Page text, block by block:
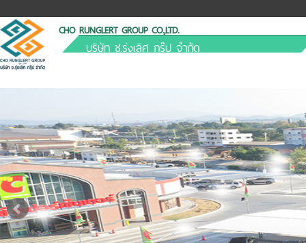
CHO RUNGLERT GROUP CO.,LTD.
บริษัท ช.รุ่งเลิศ กรุ๊ป จำกัด